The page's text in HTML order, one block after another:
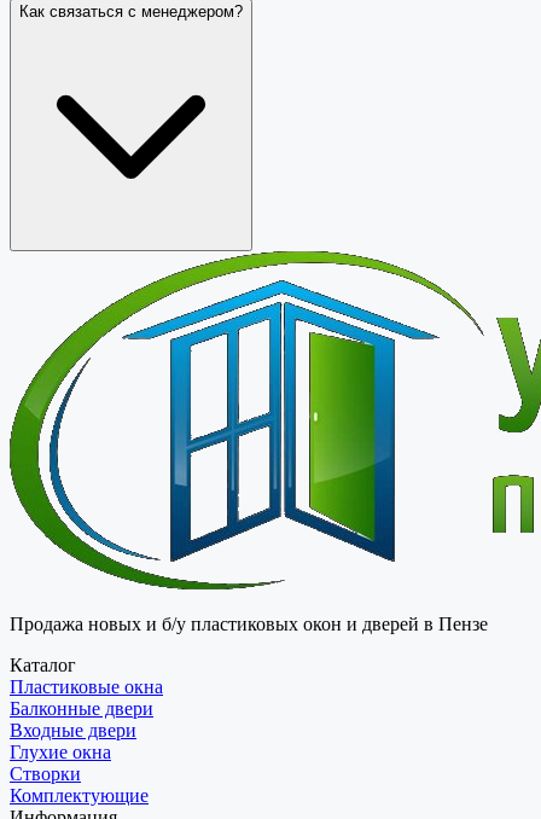
Как связаться с менеджером?
Продажа новых и б/у пластиковых окон и дверей в Пензе
Каталог
Пластиковые окна
Балконные двери
Входные двери
Глухие окна
Створки
Комплектующие